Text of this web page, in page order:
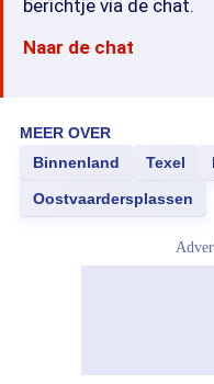
berichtje via de chat.
Naar de chat
MEER OVER
Binnenland
Texel
Oostvaardersplassen